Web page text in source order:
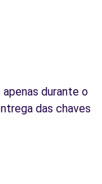
durante o
das chaves